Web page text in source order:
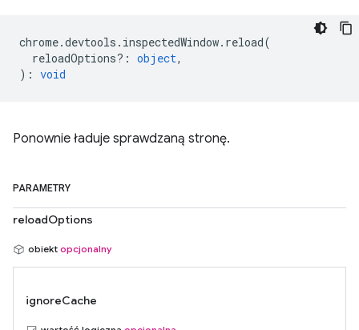
chrome.devtools . inspectedWindow. reload(
reloadOptions? : object,
) : void
Ponownie ładuje sprawdzaną stronę.
PARAMETRY
reloadOptions
obiekt opcjonalny
ignoreCache